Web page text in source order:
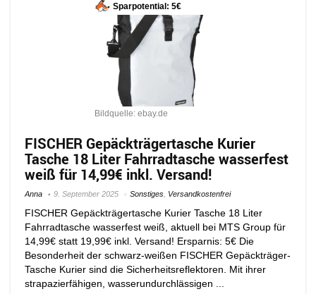
Sparpotential: 5€
Bildquelle: ebay.de
FISCHER Gepäckträgertasche Kurier
Tasche 18 Liter Fahrradtasche wasserfest
weiß für 14,99€ inkl. Versand!
Anna 9. September 2025 Sonstiges Versandkostenfrei
FISCHER Gepäckträgertasche Kurier Tasche 18 Liter
Fahrradtasche wasserfest weiß, aktuell bei MTS Group für
14,99€ statt 19,99€ inkl. Versand! Ersparnis: 5€ Die
Besonderheit der schwarz-weißen FISCHER Gepäckträger-
Tasche Kurier sind die Sicherheitsreflektoren. Mit ihrer
strapazierfähigen, wasserundurchlässigen ...